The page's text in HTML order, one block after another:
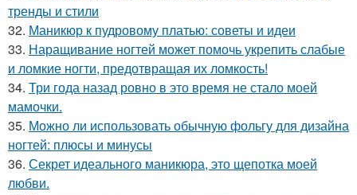
тренды и стили
32. Маникюр к пудровому платью: советы и идеи
33. Наращивание ногтей может помочь укрепить слабые
и ломкие ногти, предотвращая их ломкость!
34. Три года назад ровно в это время не стало моей
мамочки.
35. Можно ли использовать обычную фольгу для дизайна
ногтей: плюсы и минусы
36. Секрет идеального маникюра, это щепотка моей
любви.